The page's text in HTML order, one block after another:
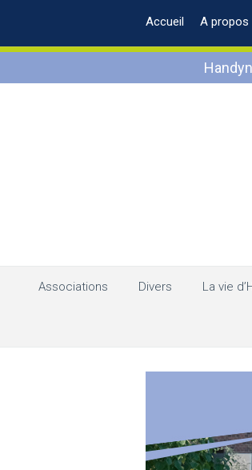
Accueil A propos
Associations Divers La vie